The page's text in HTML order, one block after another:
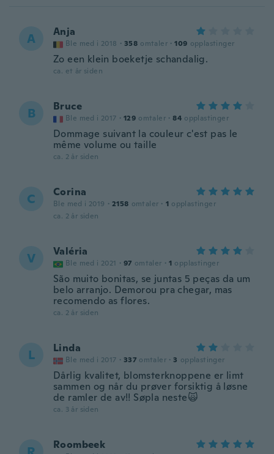
A Anja
Ble med i 2018 · 358 omtaler · 109 opplastinger
Zo een klein boeketje schandalig.
ca. et år siden
B Bruce
Ble med i 2017 · 129 omtaler · 84 opplastinger
Dommage suivant la couleur c'est pas le
même volume ou taille
ca. 2 år siden
C Corina
Ble med i 2019 · 2158 omtaler · 1 opplastinger
ca. 2 år siden
V Valéria
Ble med i 2021 · 97 omtaler · 1 opplastinger
São muito bonitas, se juntas 5 peças da um
belo arranjo. Demorou pra chegar, mas
recomendo as flores.
ca. 2 år siden
L Linda
Ble med i 2017 · 337 omtaler · 3 opplastinger
Dårlig kvalitet, blomsterknoppene er limt
sammen og når du prøver forsiktig å løsne
de ramler de av!! Søpla neste🙀
ca. 3 år siden
Roombeek